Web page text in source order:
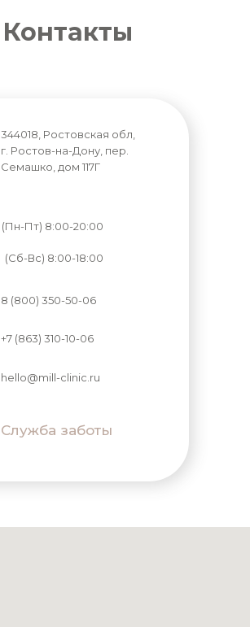
Контакты
344018, Ростовская обл,
г. Ростов-на-Дону, пер.
Семашко, дом 117Г
(Пн-Пт) 8:00-20:00
(Сб-Вс) 8:00-18:00
8 (800) 350-50-06
+7 (863) 310-10-06
hello@mill-clinic.ru
Служба заботы